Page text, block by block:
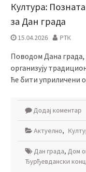
Култура:
за Дан града
15.04.2026 РТК
Поводом Дана града,
организују
ће бити уприличени
Додај коментар
Актуелно,
Дан града, Дом
Ђурђевдански